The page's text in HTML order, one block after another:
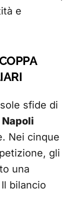
e
sfide di
Napoli
Nei cinque
gli
una
bilancio